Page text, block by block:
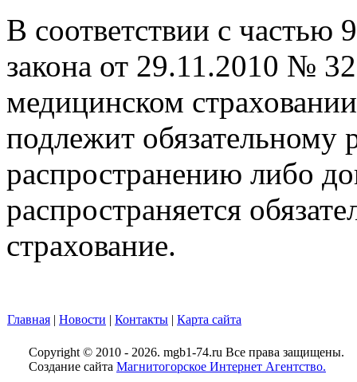
В соответствии с частью
закона от 29.11.2010 №
медицинском
подлежит обязательному
распространению либо
распространяется
страхование.
Главная | Новости | Контакты | Карта сайта
Copyright © 2010 - 2026. mgb1-74.ru Все права защищены.
Создание сайта Магнитогорское Интернет Агентство.